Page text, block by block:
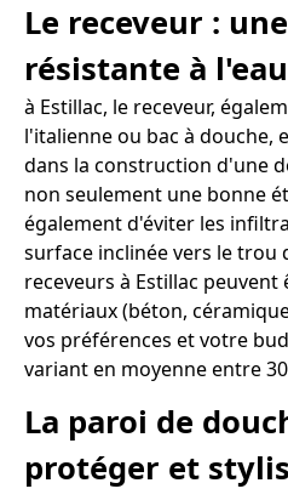
Le receveur :
résistante à l'eau
à Estillac, le receveur,
l'italienne ou bac à douche,
dans la construction d'une
non seulement une bonne
également d'éviter les
surface inclinée vers le trou
receveurs à Estillac
matériaux (béton,
vos préférences et votre
variant en moyenne entre
La paroi de
protéger et